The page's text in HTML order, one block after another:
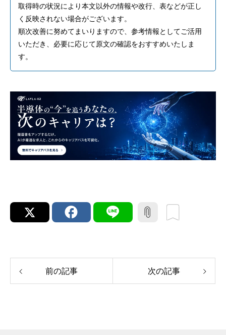
取得時の状況により本文以外の情報や改行、表などが正し
く反映されない場合がございます。
順次改善に努めてまいりますので、参考情報としてご活用
いただき、必要に応じて原文の確認をおすすめいたしま
す。
前の記事 次の記事